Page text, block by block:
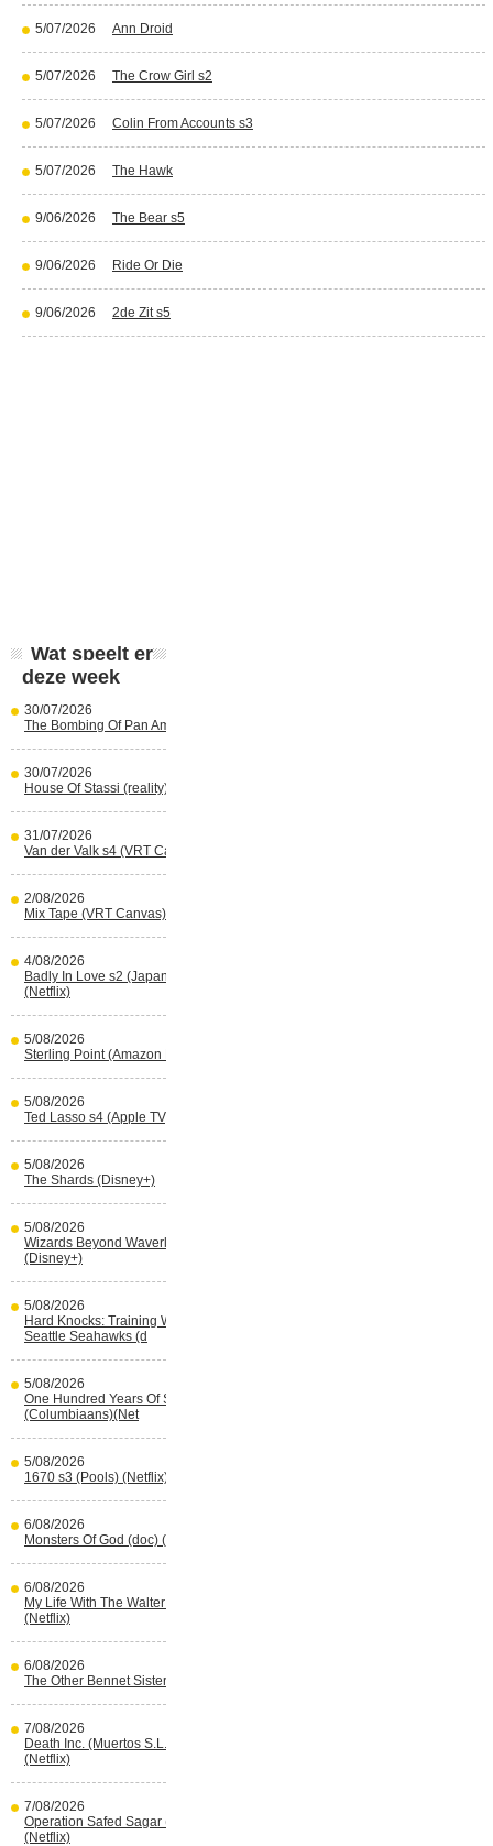
5/07/2026 Ann Droid
5/07/2026 The Crow Girl s2
5/07/2026 Colin From Accounts s3
5/07/2026 The Hawk
9/06/2026 The Bear s5
9/06/2026 Ride Or Die
9/06/2026 2de Zit s5
Wat speelt er
deze week
30/07/2026
The Bombing Of Pan Am 103 (Netflix)
30/07/2026
House Of Stassi (reality) (Disney+)
31/07/2026
Van der Valk s4 (VRT Canvas)
2/08/2026
Mix Tape (VRT Canvas)
4/08/2026
Badly In Love s2 (Japans) (reality)
(Netflix)
5/08/2026
Sterling Point (Amazon Prime Video)
5/08/2026
Ted Lasso s4 (Apple TV)
5/08/2026
The Shards (Disney+)
5/08/2026
Wizards Beyond Waverly Place s3
(Disney+)
5/08/2026
Hard Knocks: Training With The
Seattle Seahawks (d
5/08/2026
One Hundred Years Of Solitude s2
(Columbiaans)(Net
5/08/2026
1670 s3 (Pools) (Netflix)
6/08/2026
Monsters Of God (doc) (HBO Max)
6/08/2026
My Life With The Walter Boys s3
(Netflix)
6/08/2026
The Other Bennet Sister (HBO Max)
7/08/2026
Death Inc. (Muertos S.L.) s4 (Spaans)
(Netflix)
7/08/2026
Operation Safed Sagar (Indisch)
(Netflix)